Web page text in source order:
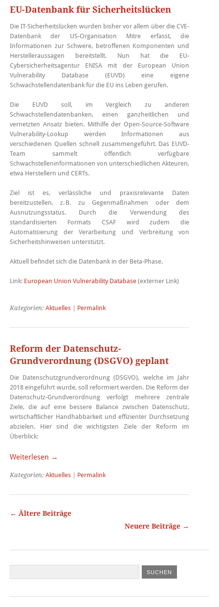
EU-Datenbank für Sicherheitslücken
Die IT-Sicherheitslücken wurden bisher vor allem über die CVE-
Datenbank der US-Organisation Mitre erfasst, die
Informationen zur Schwere, betroffenen Komponenten und
Herstelleraussagen bereitstellt. Nun hat die EU-
Cybersicherheitsagentur ENISA mit der European Union
Vulnerability Database (EUVD) eine eigene
Schwachstellendatenbank für die EU ins Leben gerufen.
Die EUVD soll, im Vergleich zu anderen
Schwachstellendatenbanken, einen ganzheitlichen und
vernetzten Ansatz bieten. Mithilfe der Open-Source-Software
Vulnerability-Lookup werden Informationen aus
verschiedenen Quellen schnell zusammengeführt. Das EUVD-
Team sammelt öffentlich verfügbare
Schwachstelleninformationen von unterschiedlichen Akteuren,
etwa Herstellern und CERTs.
Ziel ist es, verlässliche und praxisrelevante Daten
bereitzustellen, z. B. zu Gegenmaßnahmen oder dem
Ausnutzungsstatus. Durch die Verwendung des
standardisierten Formats CSAF wird zudem die
Automatisierung der Verarbeitung und Verbreitung von
Sicherheitshinweisen unterstützt.
Aktuell befindet sich die Datenbank in der Beta-Phase.
Link: European Union Vulnerability Database (externer Link)
Kategorien: Aktuelles Permalink
Reform der Datenschutz-
Grundverordnung (DSGVO) geplant
Die Datenschutzgrundverordnung (DSGVO), welche im Jahr
2018 eingeführt wurde, soll reformiert werden. Die Reform der
Datenschutz-Grundverordnung verfolgt mehrere zentrale
Ziele, die auf eine bessere Balance zwischen Datenschutz,
wirtschaftlicher Handhabbarkeit und effizienter Durchsetzung
abzielen. Hier sind die wichtigsten Ziele der Reform im
Überblick:
Weiterlesen →
Kategorien: Aktuelles Permalink
← Ältere Beiträge
Neuere Beiträge →